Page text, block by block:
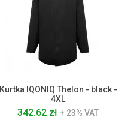
Kurtka IQONIQ Thelon - black -
4XL
342.62 zł + 23% VAT